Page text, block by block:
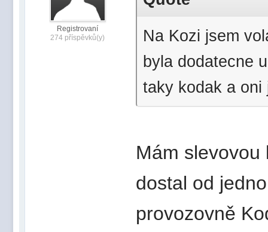
Registrovaní
274 příspěvků(y)
Na Kozi jsem
byla dodatecne
taky kodak a
Mám slevovou
dostal od
provozovně